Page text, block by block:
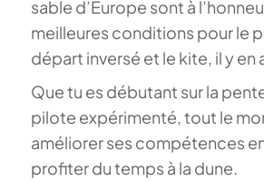
sable d’Europe sont à
meilleures conditions pour le
départ inversé et le kite, il y en
Que tu es débutant sur la
pilote expérimenté, tout le
améliorer ses compétences
profiter du temps à la dune.